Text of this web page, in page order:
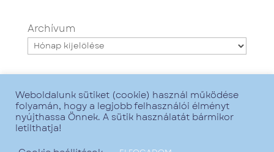
Archívum
Minden jog fenntartva - Talentum iskola -
2021. - Grafika:
Weboldalunk sütiket (cookie) használ működése
folyamán, hogy a legjobb felhasználói élményt
nyújthassa Önnek. A sütik használatát bármikor
letilthatja!